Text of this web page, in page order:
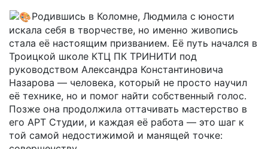
Родившись в Коломне, Людмила с юности
искала себя в творчестве, но именно живопись
стала её настоящим призванием. Её путь начался в
Троицкой школе КТЦ ПК ТРИНИТИ под
руководством Александра Константиновича
Назарова — человека, который не просто научил
её технике, но и помог найти собственный голос.
Позже она продолжила оттачивать мастерство в
его АРТ Студии, и каждая её работа — это шаг к
той самой недостижимой и манящей точке: